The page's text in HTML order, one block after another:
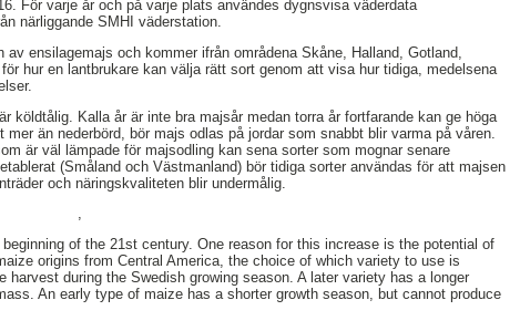
För varje år och på varje plats användes dygnsvisa väderdata
närliggande SMHI väderstation.
ensilagemajs och kommer ifrån områdena Skåne, Halland, Gotland,
hur en lantbrukare kan välja rätt sort genom att visa hur tidiga, medelsena
köldtålig. Kalla år är inte bra majsår medan torra år fortfarande kan ge höga
än nederbörd, bör majs odlas på jordar som snabbt blir varma på våren.
är väl lämpade för majsodling kan sena sorter som mognar senare
(Småland och Västmanland) bör tidiga sorter användas för att majsen
och näringskvaliteten blir undermålig.
,
of the 21st century. One reason for this increase is the potential of
origins from Central America, the choice of which variety to use is
during the Swedish growing season. A later variety has a longer
An early type of maize has a shorter growth season, but cannot produce